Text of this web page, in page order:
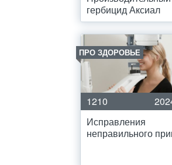
гербицид Аксиал
ПРО ЗДОРОВЬЕ
1210
Исправления
неправильного